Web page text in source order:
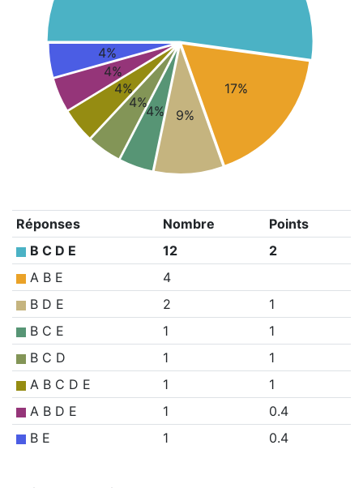
17%
9%
4%
4%
4%
4%
4%
Réponses Nombre
Points
B C D E
12
2
A B E
4
B D E
2
1
B C E
1
1
B C D
1
1
A B C D E
1
1
A B D E
1
0.4
B E
1 0.4